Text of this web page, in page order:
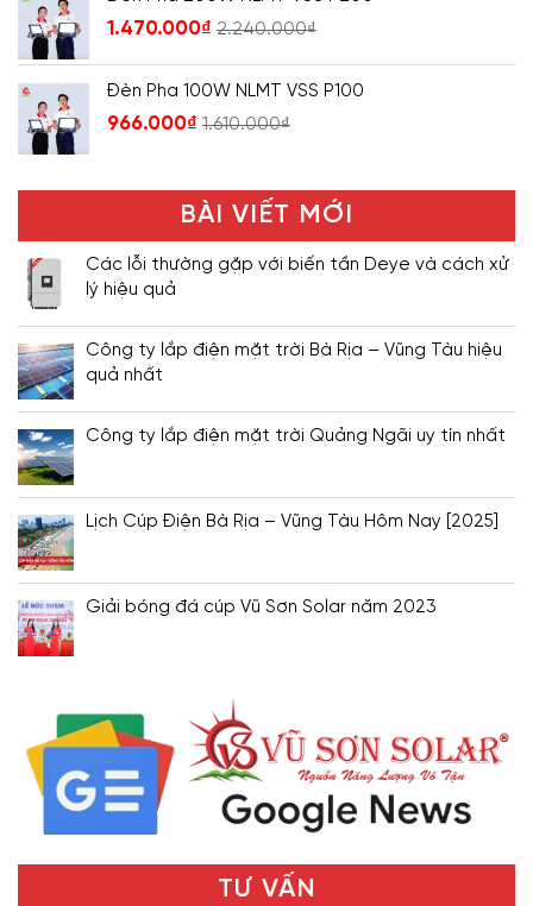
1.470.000₫ 2.240.000₫
Đèn Pha 100W NLMT VSS P100
966.000₫ 1.610.000₫
BÀI VIẾT MỚI
Các lỗi thường gặp với biến tần Deye và cách xử
lý hiệu quả
Công ty lắp điện mặt trời Bà Rịa – Vũng Tàu hiệu
quả nhất
Công ty lắp điện mặt trời Quảng Ngãi uy tín nhất
Lịch Cúp Điện Bà Rịa – Vũng Tàu Hôm Nay [2025]
Giải bóng đá cúp Vũ Sơn Solar năm 2023
TƯ VẤN